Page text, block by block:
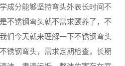
成分能够坚持弯头外表长时间不
不锈钢弯头就不需求颐养了，不
们今天就来理解一下不锈钢弯头
锈钢弯头，需求定期检查，长期